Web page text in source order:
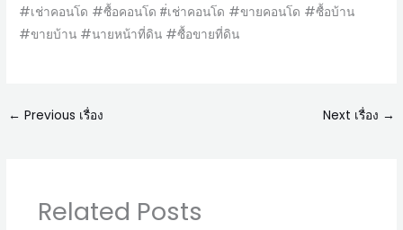
#เช่าคอนโด #ซื้อคอนโด #่เช่าคอนโด #ขายคอนโด #ซื้อบ้าน
#ขายบ้าน #นายหน้าที่ดิน #ซื้อขายที่ดิน
← Previous เรื่อง Next เรื่อง →
Related Posts